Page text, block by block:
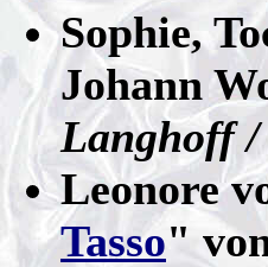
Sophie,
Johann
Langhoff
Leonore
Tasso"